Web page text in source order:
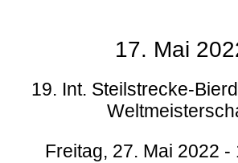
17. Mai
19. Int. Steilstrecke-
Freitag, 27. Mai 2022 -